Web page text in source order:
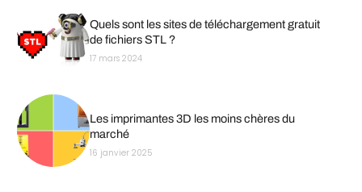
Quels sont les sites de téléchargement gratuit
de fichiers STL ?
17 mars 2024
Les imprimantes 3D les moins chères du
marché
16 janvier 2025